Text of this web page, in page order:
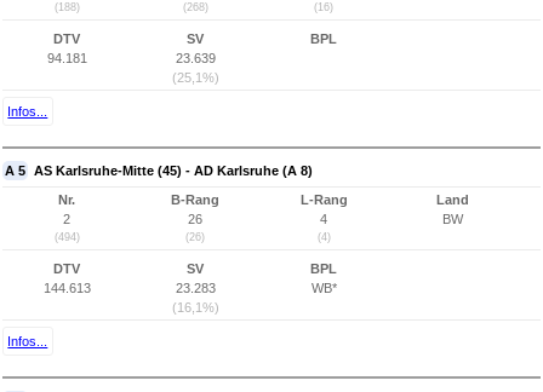
(188) (268) (16)
DTV
94.181
SV
23.639
(25,1%)
BPL
Infos...
A 5 AS Karlsruhe-Mitte (45) - AD Karlsruhe (A 8)
Nr.
2
(494)
B-Rang
26
(26)
L-Rang
4
(4)
Land
BW
DTV
144.613
SV
23.283
(16,1%)
BPL
WB*
Infos...